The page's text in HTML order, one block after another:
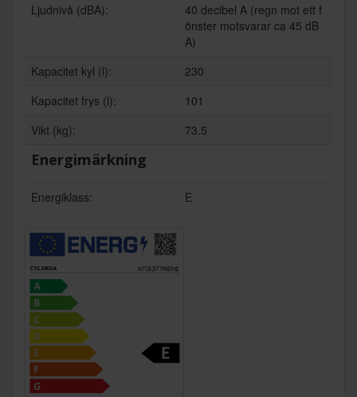
Ljudnivå (dBA):
40 decibel A (regn mot ett f
önster motsvarar ca 45 dB
A)
Kapacitet kyl (l):
230
Kapacitet frys (l):
101
Vikt (kg):
73.5
Energimärkning
Energiklass: E